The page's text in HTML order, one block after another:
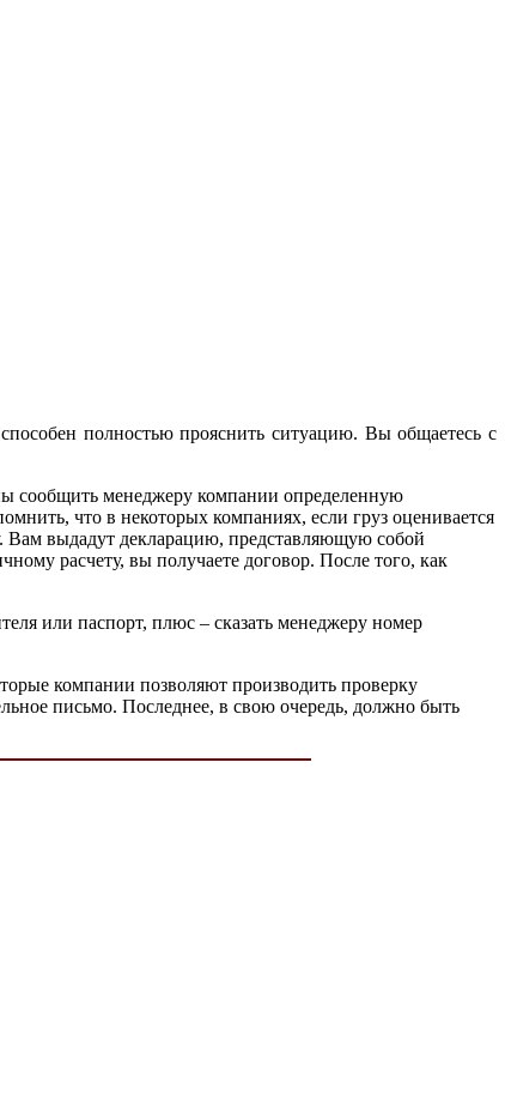
полностью прояснить ситуацию. Вы общаетесь с
сообщить менеджеру компании определенную
что в некоторых компаниях, если груз оценивается
Вам выдадут декларацию, представляющую собой
расчету, вы получаете договор. После того, как
или паспорт, плюс – сказать менеджеру номер
компании позволяют производить проверку
письмо. Последнее, в свою очередь, должно быть